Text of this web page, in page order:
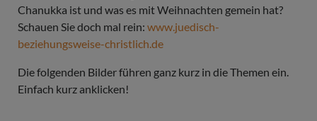
Chanukka ist und was es mit Weihnachten gemein hat?
Schauen Sie doch mal rein: www.juedisch-
beziehungsweise-christlich.de
Die folgenden Bilder führen ganz kurz in die Themen ein.
Einfach kurz anklicken!